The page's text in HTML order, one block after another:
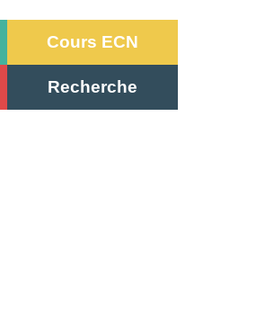
Cours ECN
Recherche